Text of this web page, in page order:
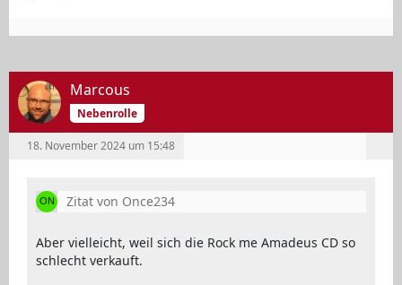
Marcous
Nebenrolle
18. November 2024 um 15:48
Zitat von Once234
Aber vielleicht, weil sich die Rock me Amadeus CD so
schlecht verkauft.